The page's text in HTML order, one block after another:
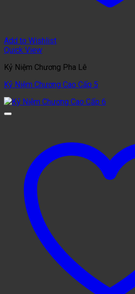
Add to Wishlist
Quick View
Kỷ Niệm Chương Pha Lê
Kỷ Niệm Chương Cao Cấp 5